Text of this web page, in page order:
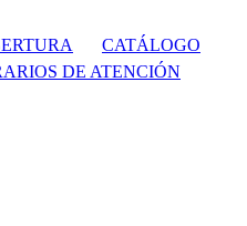
CATÁLOGO
DE ATENCIÓN